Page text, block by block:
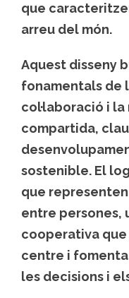
que
arreu del món.
Aquest disseny
fonamentals de
col·laboració i
compartida,
sostenible. El
que
entre persones,
cooperativa que
centre i
les decisions i